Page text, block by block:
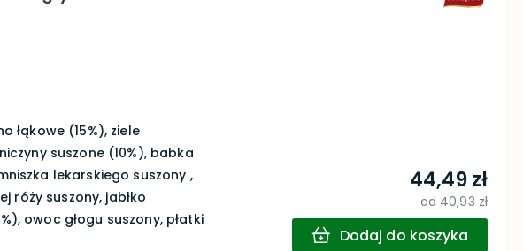
łąkowe (15%), ziele
suszone (10%), babka
lekarskiego suszony ,
róży suszony, jabłko
owoc głogu suszony, płatki
44,49 zł
od 40,93 zł
Dodaj do koszyka